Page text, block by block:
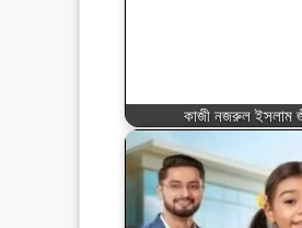
কাজী নজরুল ইসলাম